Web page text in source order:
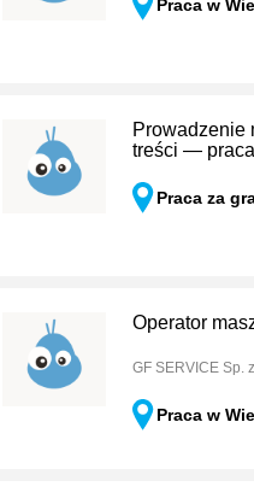
Praca w
Prowadzenie
treści —
Praca za
Operator
GF SERVICE Sp.
Praca w